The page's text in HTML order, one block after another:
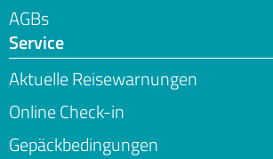
AGBs
Service
Aktuelle Reisewarnungen
Online Check-in
Gepäckbedingungen